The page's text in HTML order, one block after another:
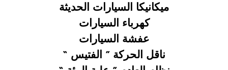
ميكانيكا السيارات الحديثة
كهرباء السيارات
عفشة السيارات
ناقل الحركة ” الفتيس “